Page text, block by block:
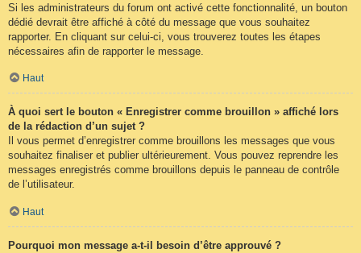
Si les administrateurs du forum ont activé cette fonctionnalité, un bouton
dédié devrait être affiché à côté du message que vous souhaitez
rapporter. En cliquant sur celui-ci, vous trouverez toutes les étapes
nécessaires afin de rapporter le message.
Haut
À quoi sert le bouton « Enregistrer comme brouillon » affiché lors
de la rédaction d’un sujet ?
Il vous permet d’enregistrer comme brouillons les messages que vous
souhaitez finaliser et publier ultérieurement. Vous pouvez reprendre les
messages enregistrés comme brouillons depuis le panneau de contrôle
de l’utilisateur.
Haut
Pourquoi mon message a-t-il besoin d’être approuvé ?